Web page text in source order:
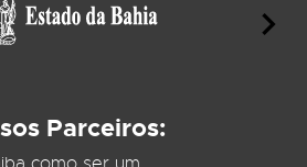
Parceiros: